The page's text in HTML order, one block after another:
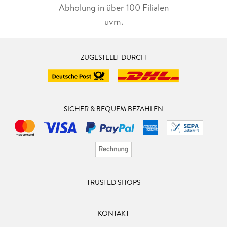
Abholung in über 100 Filialen
uvm.
ZUGESTELLT DURCH
SICHER & BEQUEM BEZAHLEN
TRUSTED SHOPS
KONTAKT